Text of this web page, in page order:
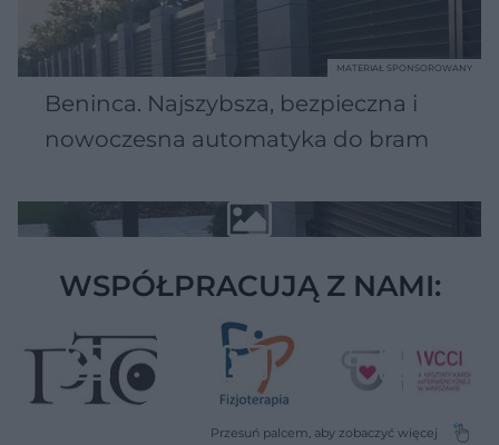
Beninca. Najszybsza, bezpieczna i
nowoczesna automatyka do bram
MATERIAŁ SPONSOROWANY
WSPÓŁPRACUJĄ Z NAMI: